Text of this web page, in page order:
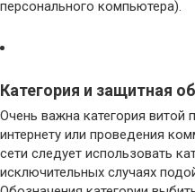
персонального компьютера).
Категория и защитная
Очень важна категория
интернету или проведения
сети следует использовать
исключительных случаях